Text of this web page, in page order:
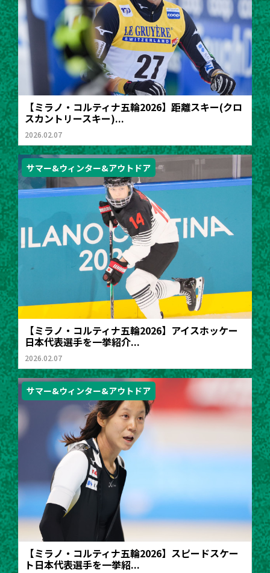
【ミラノ・コルティナ五輪2026】距離スキー(クロ
スカントリースキー)...
2026.02.07
サマー&ウィンター&アウトドア
【ミラノ・コルティナ五輪2026】アイスホッケー
日本代表選手を一挙紹介...
2026.02.07
サマー&ウィンター&アウトドア
【ミラノ・コルティナ五輪2026】スピードスケー
ト日本代表選手を一挙紹...